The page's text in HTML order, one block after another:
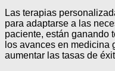
Las terapias
para adaptarse a las
paciente, están ganando
los avances en medicina
aumentar las tasas de